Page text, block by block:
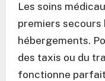
Les soins
premiers secours
hébergements.
des taxis ou du
fonctionne